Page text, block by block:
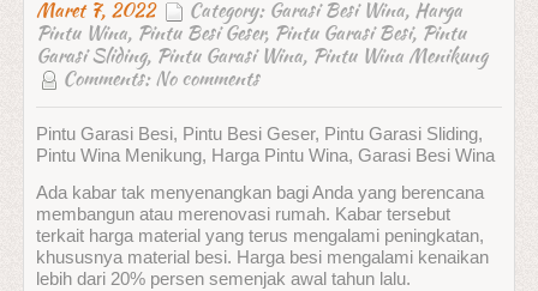
Maret 7, 2022 Category: Garasi Besi Wina, Harga
Pintu Wina, Pintu Besi Geser, Pintu Garasi Besi, Pintu
Garasi Sliding, Pintu Garasi Wina, Pintu Wina Menikung
Comments: No comments
Pintu Garasi Besi, Pintu Besi Geser, Pintu Garasi Sliding,
Pintu Wina Menikung, Harga Pintu Wina, Garasi Besi Wina
Ada kabar tak menyenangkan bagi Anda yang berencana
membangun atau merenovasi rumah. Kabar tersebut
terkait harga material yang terus mengalami peningkatan,
khususnya material besi. Harga besi mengalami kenaikan
lebih dari 20% persen semenjak awal tahun lalu.